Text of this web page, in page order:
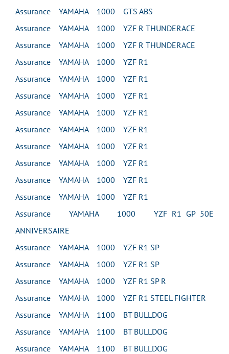
Assurance YAMAHA 1000 GTS ABS
Assurance YAMAHA 1000 YZF R THUNDERACE
Assurance YAMAHA 1000 YZF R THUNDERACE
Assurance YAMAHA 1000 YZF R1
Assurance YAMAHA 1000 YZF R1
Assurance YAMAHA 1000 YZF R1
Assurance YAMAHA 1000 YZF R1
Assurance YAMAHA 1000 YZF R1
Assurance YAMAHA 1000 YZF R1
Assurance YAMAHA 1000 YZF R1
Assurance YAMAHA 1000 YZF R1
Assurance YAMAHA 1000 YZF R1
Assurance YAMAHA 1000 YZF R1 GP 50E
ANNIVERSAIRE
Assurance YAMAHA 1000 YZF R1 SP
Assurance YAMAHA 1000 YZF R1 SP
Assurance YAMAHA 1000 YZF R1 SP R
Assurance YAMAHA 1000 YZF R1 STEEL FIGHTER
Assurance YAMAHA 1100 BT BULLDOG
Assurance YAMAHA 1100 BT BULLDOG
Assurance YAMAHA 1100 BT BULLDOG